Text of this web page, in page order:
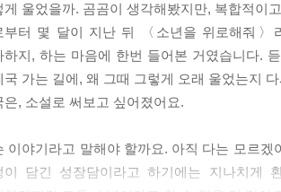
게 울었을까. 곰곰이 생각해봤지만, 복합적이
부터 몇 달이 지난 뒤 〈소년을 위로해줘〉
하지, 하는 마음에 한번 들어본 거였습니다.
국 가는 길에, 왜 그때 그렇게 오래 울었는지
은, 소설로 써보고 싶어졌어요.
이야기라고 말해야 할까요. 아직 다는 모르
이 담긴 성장담이라고 하기에는 지나치게